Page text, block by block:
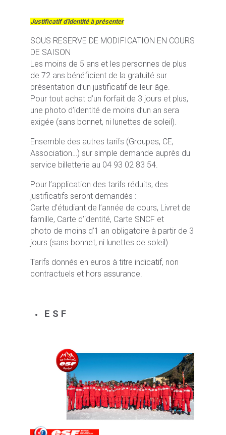
Justificatif d'identité à présenter
SOUS RESERVE DE MODIFICATION EN COURS
DE SAISON
Les moins de 5 ans et les personnes de plus
de 72 ans bénéficient de la gratuité sur
présentation d’un justificatif de leur âge.
Pour tout achat d’un forfait de 3 jours et plus,
une photo d’identité de moins d’un an sera
exigée (sans bonnet, ni lunettes de soleil).
Ensemble des autres tarifs (Groupes, CE,
Association…) sur simple demande auprès du
service billetterie au 04 93 02 83 54.
Pour l’application des tarifs réduits, des
justificatifs seront demandés :
Carte d’étudiant de l’année de cours, Livret de
famille, Carte d’identité, Carte SNCF et
photo de moins d’1 an obligatoire à partir de 3
jours (sans bonnet, ni lunettes de soleil).
Tarifs donnés en euros à titre indicatif, non
contractuels et hors assurance.
E S F